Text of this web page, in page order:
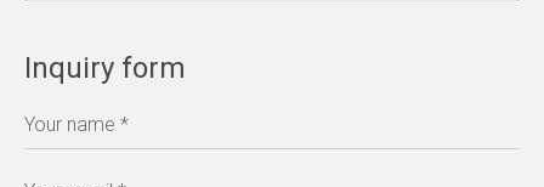
Inquiry form